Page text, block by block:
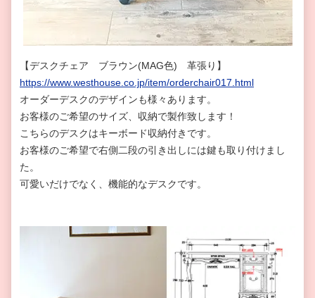
【デスクチェア ブラウン(MAG色) 革張り】
https://www.westhouse.co.jp/item/orderchair017.html
オーダーデスクのデザインも様々あります。
お客様のご希望のサイズ、収納で製作致します！
こちらのデスクはキーボード収納付きです。
お客様のご希望で右側二段の引き出しには鍵も取り付けまし
た。
可愛いだけでなく、機能的なデスクです。